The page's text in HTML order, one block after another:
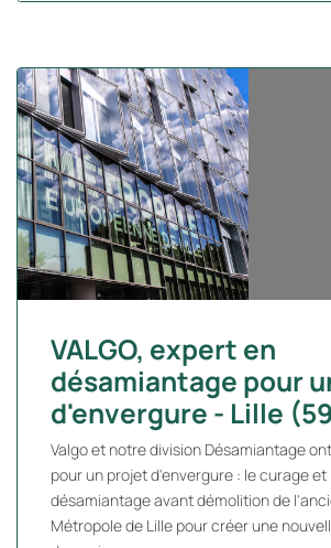
VALGO, expert en
désamiantage pour
d'envergure - Lille
Valgo et notre division Désamiantage
pour un projet d'envergure : le curage et
désamiantage avant démolition de
Métropole de Lille pour créer une